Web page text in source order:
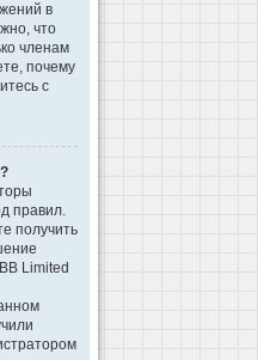
в
что
членам
почему
с
правил.
получить
Limited